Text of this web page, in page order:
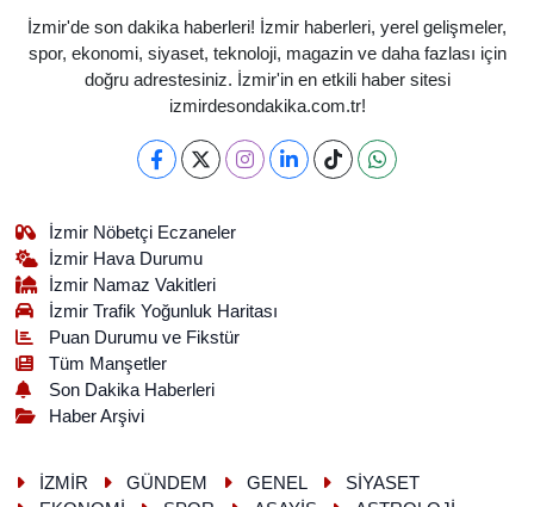
İzmir'de son dakika haberleri! İzmir haberleri, yerel gelişmeler,
spor, ekonomi, siyaset, teknoloji, magazin ve daha fazlası için
doğru adrestesiniz. İzmir'in en etkili haber sitesi
izmirdesondakika.com.tr!
İzmir Nöbetçi Eczaneler
İzmir Hava Durumu
İzmir Namaz Vakitleri
İzmir Trafik Yoğunluk Haritası
Puan Durumu ve Fikstür
Tüm Manşetler
Son Dakika Haberleri
Haber Arşivi
İZMİR GÜNDEM GENEL
SİYASET